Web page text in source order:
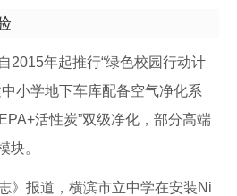
2015年起推行“绿色校园行动计
小学地下车库配备空气净化系
活性炭”双级净化，部分高端
块。
》报道，横滨市立中学在安装Ni